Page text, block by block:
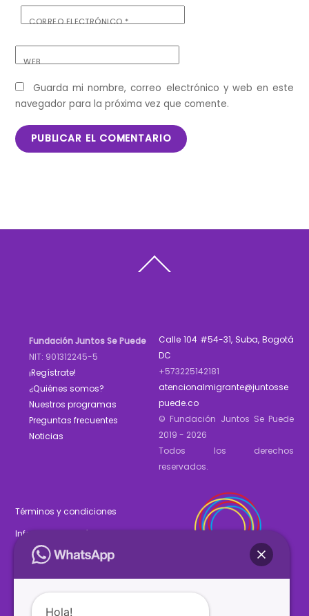
CORREO ELECTRÓNICO*
WEB
Guarda mi nombre, correo electrónico y web en este
navegador para la próxima vez que comente.
To
Fundación Juntos Se Puede
NIT: 901312245-5
¡Regístrate!
¿Quiénes somos?
Nuestros programas
Preguntas frecuentes
Noticias
Calle 104 #54-31, Suba, Bogotá
DC
+573225142181
atencionalmigrante@juntosse
puede.co
© Fundación Juntos Se Puede
2019 - 2026
Todos los derechos
reservados.
Términos y condiciones
Informe de gestión 2025
Estados financieros 2025
Hola!